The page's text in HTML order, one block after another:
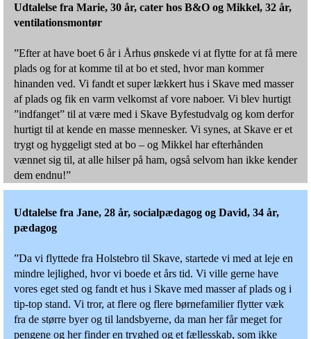
Udtalelse fra Marie, 30 år, cater hos B&O og Mikkel, 32 år,
ventilationsmontør
”Efter at have boet 6 år i Århus ønskede vi at flytte for at få mere
plads og for at komme til at bo et sted, hvor man kommer
hinanden ved. Vi fandt et super lækkert hus i Skave med masser
af plads og fik en varm velkomst af vore naboer. Vi blev hurtigt
”indfanget” til at være med i Skave Byfestudvalg og kom derfor
hurtigt til at kende en masse mennesker. Vi synes, at Skave er et
trygt og hyggeligt sted at bo – og Mikkel har efterhånden
vænnet sig til, at alle hilser på ham, også selvom han ikke kender
dem endnu!”
Udtalelse fra Jane, 28 år, socialpædagog og David, 34 år,
pædagog
”Da vi flyttede fra Holstebro til Skave, startede vi med at leje en
mindre lejlighed, hvor vi boede et års tid. Vi ville gerne have
vores eget sted og fandt et hus i Skave med masser af plads og i
tip-top stand. Vi tror, at flere og flere børnefamilier flytter væk
fra de større byer og til landsbyerne, da man her får meget for
pengene og her finder en tryghed og et fællesskab, som ikke